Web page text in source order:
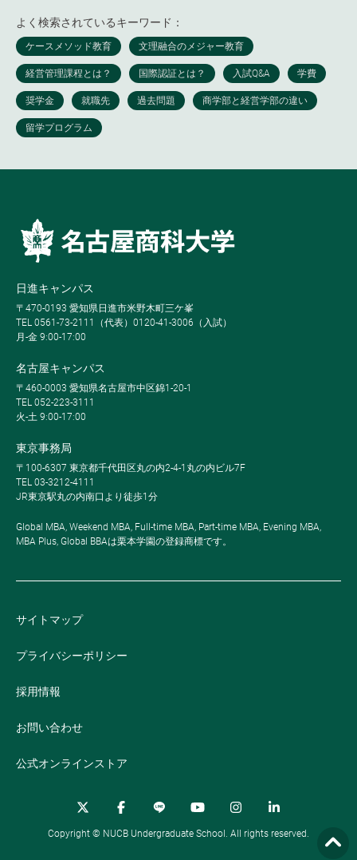
よく検索されているキーワード：
日進キャンパス
〒470-0193 愛知県日進市米野木町三ケ峯
TEL 0561-73-2111（代表）0120-41-3006（入試）
月-金 9:00-17:00
名古屋キャンパス
〒460-0003 愛知県名古屋市中区錦1-20-1
TEL 052-223-3111
火-土 9:00-17:00
東京事務局
〒100-6307 東京都千代田区丸の内2-4-1丸の内ビル7F
TEL 03-3212-4111
JR東京駅丸の内南口より徒歩1分
Global MBA, Weekend MBA, Full-time MBA, Part-time MBA, Evening MBA,
MBA Plus, Global BBAは栗本学園の登録商標です。
サイトマップ
プライバシーポリシー
採用情報
お問い合わせ
公式オンラインストア
Copyright © NUCB Undergraduate School. All rights reserved.